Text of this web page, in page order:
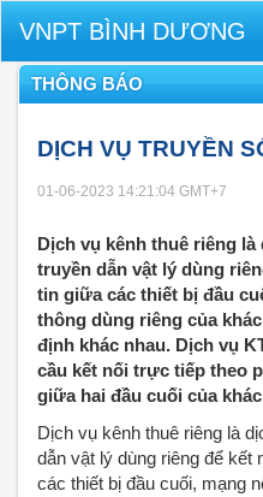
VNPT BÌNH DƯƠNG
THÔNG BÁO
DỊCH VỤ TRUYỀN
01-06-2023 14:21:04 GMT+7
Dịch vụ kênh thuê riêng
truyền dẫn vật lý dùng
tin giữa các thiết bị đầu
thông dùng riêng của
định khác nhau. Dịch vụ
cầu kết nối trực tiếp theo
giữa hai đầu cuối của
Dịch vụ kênh thuê riêng là
dẫn vật lý dùng riêng để kết
các thiết bị đầu cuối, mạng